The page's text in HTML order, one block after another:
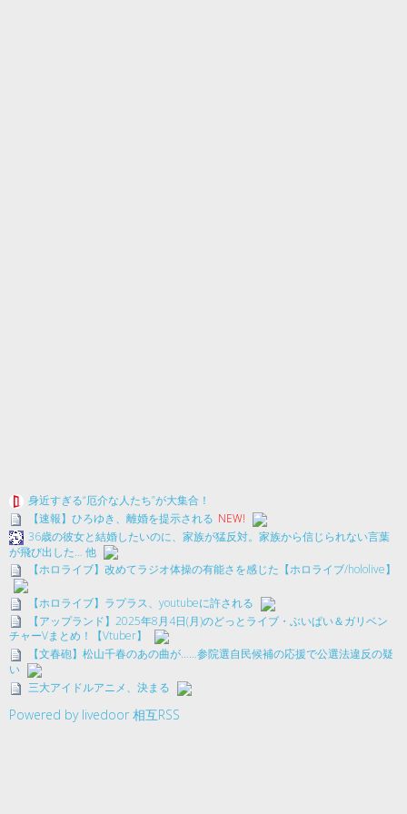
身近すぎる“厄介な人たち”が大集合！
【速報】ひろゆき、離婚を提示される NEW!
36歳の彼女と結婚したいのに、家族が猛反対。家族から信じられない言葉
が飛び出した… 他
【ホロライブ】改めてラジオ体操の有能さを感じた【ホロライブ/hololive】
【ホロライブ】ラプラス、youtubeに許される
【アップランド】2025年8月4日(月)のどっとライブ・ぶいぱい＆ガリベン
チャーVまとめ！【Vtuber】
【文春砲】松山千春のあの曲が……参院選自民候補の応援で公選法違反の疑
い
三大アイドルアニメ、決まる
Powered by livedoor 相互RSS